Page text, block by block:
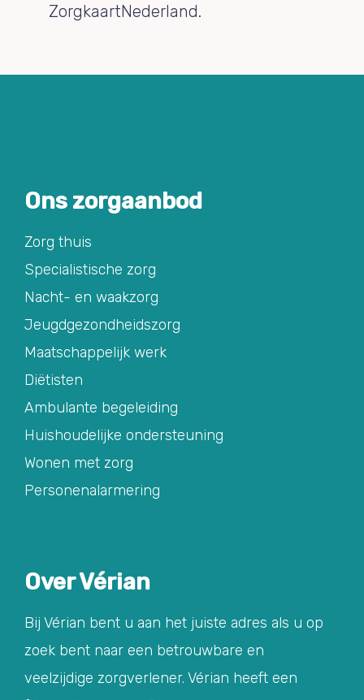
ZorgkaartNederland.
Ons zorgaanbod
Zorg thuis
Specialistische zorg
Nacht- en waakzorg
Jeugdgezondheidszorg
Maatschappelijk werk
Diëtisten
Ambulante begeleiding
Huishoudelijke ondersteuning
Wonen met zorg
Personenalarmering
Over Vérian
Bij Vérian bent u aan het juiste adres als u op
zoek bent naar een betrouwbare en
veelzijdige zorgverlener. Vérian heeft een